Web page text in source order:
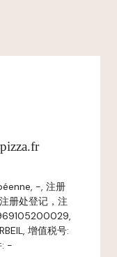
-, 注册
册处登记，注
增值税号:
: -